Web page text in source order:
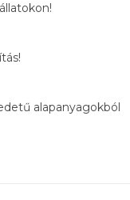
alapanyagokból